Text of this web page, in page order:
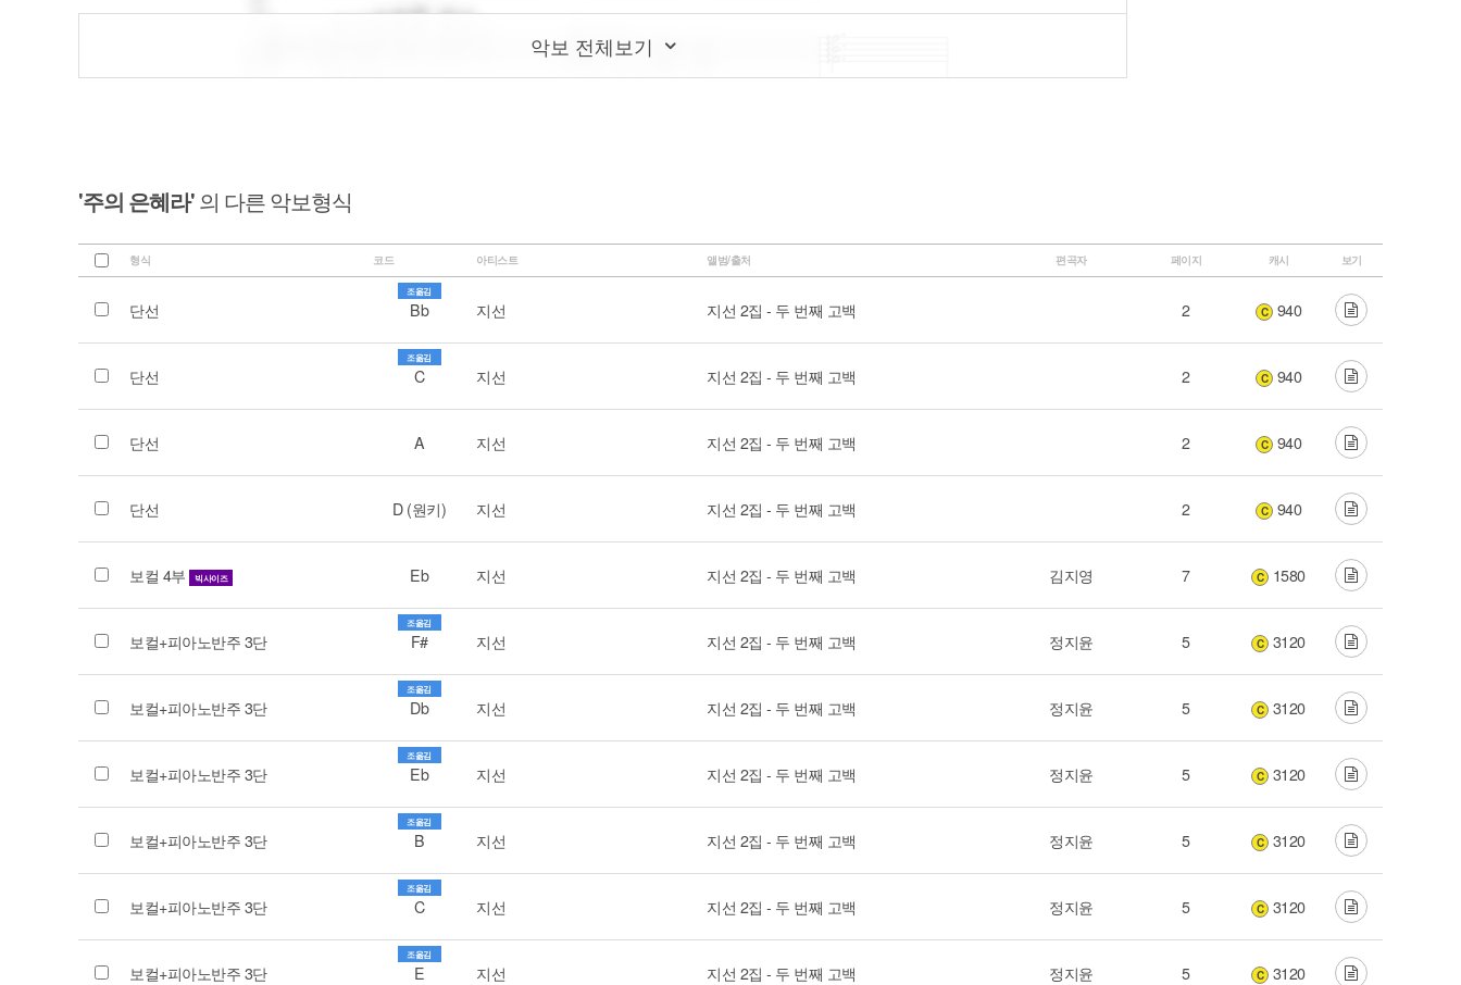
악보 전체보기
'주의 은혜라'의 다른 악보형식
형식 코드 아티스트 앨범/출처 편곡자 페이지 캐시 보기
단선
조옮김
Bb 지선 지선 2집 - 두 번째 고백 2 C 940
단선
조옮김
C 지선 지선 2집 - 두 번째 고백 2 C 940
단선 A 지선 지선 2집 - 두 번째 고백 2 C 940
단선 D (원키) 지선 지선 2집 - 두 번째 고백 2 C 940
보컬 4부 빅사이즈 Eb 지선 지선 2집 - 두 번째 고백 김지영 7 C 1580
보컬+피아노반주 3단
조옮김
F# 지선 지선 2집 - 두 번째 고백 정지윤 5 C 3120
보컬+피아노반주 3단
조옮김
Db 지선 지선 2집 - 두 번째 고백 정지윤 5 C 3120
보컬+피아노반주 3단
조옮김
Eb 지선 지선 2집 - 두 번째 고백 정지윤 5 C 3120
보컬+피아노반주 3단
조옮김
B 지선 지선 2집 - 두 번째 고백 정지윤 5 C 3120
보컬+피아노반주 3단
조옮김
C 지선 지선 2집 - 두 번째 고백 정지윤 5 C 3120
보컬+피아노반주 3단
조옮김
E 지선 지선 2집 - 두 번째 고백 정지윤 5 C 3120